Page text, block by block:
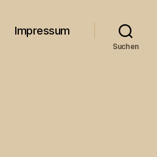
Impressum
Suchen